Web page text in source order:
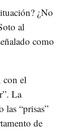
¿No
al
como
con el
La
las “prisas”
de